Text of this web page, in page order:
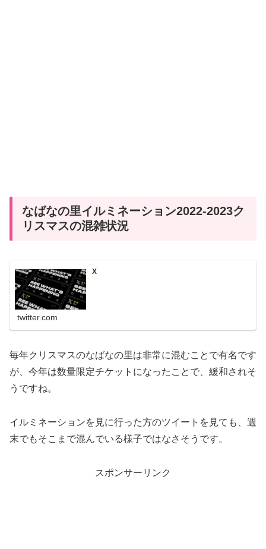
なばなの里イルミネーション2022-2023ク
リスマスの混雑状況
X
twitter.com
毎年クリスマスのなばなの里は非常に混むことで有名です
が、今年は数量限定チケットになったことで、緩和されそ
うですね。
イルミネーションを見に行った方のツイートを見ても、週
末でもそこまで混んでいる様子ではなさそうです。
スポンサーリンク